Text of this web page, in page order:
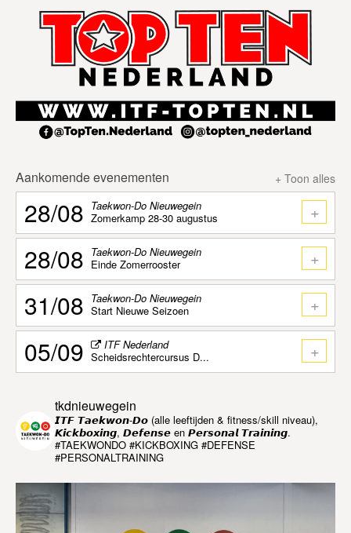
Aankomende evenementen + Toon alles
28/08 Taekwon-Do Nieuwegein
Zomerkamp 28-30 augustus
+
28/08 Taekwon-Do Nieuwegein
Einde Zomerrooster
+
31/08 Taekwon-Do Nieuwegein
Start Nieuwe Seizoen
+
05/09
ITF Nederland
Scheidsrechtercursus D...
+
tkdnieuwegein
𝙄𝙏𝙁 𝙏𝙖𝙚𝙠𝙬𝙤𝙣-𝘿𝙤 (alle leeftijden & fitness/skill niveau),
𝙆𝙞𝙘𝙠𝙗𝙤𝙭𝙞𝙣𝙜, 𝘿𝙚𝙛𝙚𝙣𝙨𝙚 en 𝙋𝙚𝙧𝙨𝙤𝙣𝙖𝙡 𝙏𝙧𝙖𝙞𝙣𝙞𝙣𝙜.
#TAEKWONDO #KICKBOXING #DEFENSE
#PERSONALTRAINING